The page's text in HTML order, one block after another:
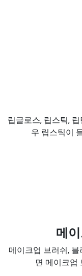
립글로스, 립스틱,
우 립스틱이
메
메이크업 브러쉬,
면 메이크업